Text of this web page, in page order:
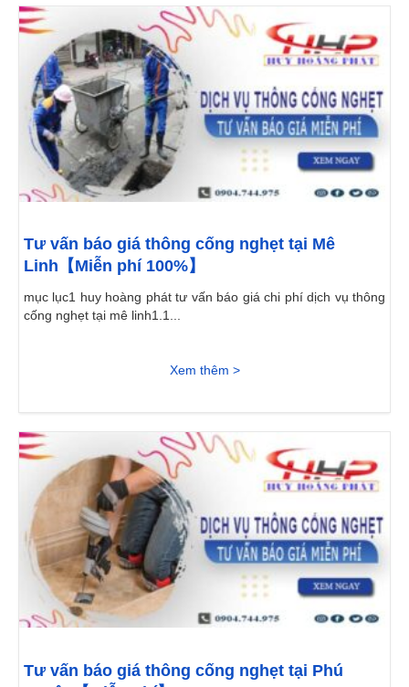
Tư vấn báo giá thông cống nghẹt tại Mê
Linh【Miễn phí 100%】
mục lục1 huy hoàng phát tư vấn báo giá chi phí dịch vụ thông
cống nghẹt tại mê linh1.1...
Xem thêm >
Tư vấn báo giá thông cống nghẹt tại Phú